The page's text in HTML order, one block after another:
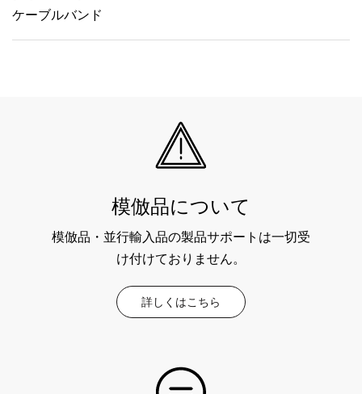
ケーブルバンド
模倣品について
模倣品・並行輸入品の製品サポートは一切受
け付けておりません。
詳しくはこちら